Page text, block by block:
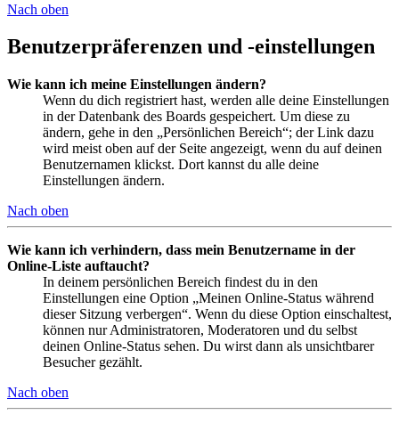
Nach oben
Benutzerpräferenzen und -einstellungen
Wie kann ich meine Einstellungen ändern?
Wenn du dich registriert hast, werden alle deine Einstellungen
in der Datenbank des Boards gespeichert. Um diese zu
ändern, gehe in den „Persönlichen Bereich“; der Link dazu
wird meist oben auf der Seite angezeigt, wenn du auf deinen
Benutzernamen klickst. Dort kannst du alle deine
Einstellungen ändern.
Nach oben
Wie kann ich verhindern, dass mein Benutzername in der
Online-Liste auftaucht?
In deinem persönlichen Bereich findest du in den
Einstellungen eine Option „Meinen Online-Status während
dieser Sitzung verbergen“. Wenn du diese Option einschaltest,
können nur Administratoren, Moderatoren und du selbst
deinen Online-Status sehen. Du wirst dann als unsichtbarer
Besucher gezählt.
Nach oben